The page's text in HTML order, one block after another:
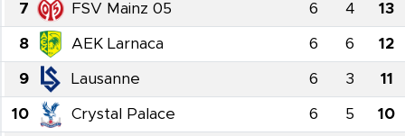
7 FSV Mainz 05 6 4 13
8 AEK Larnaca 6 6 12
9 Lausanne 6 3 11
10 Crystal Palace 6 5 10